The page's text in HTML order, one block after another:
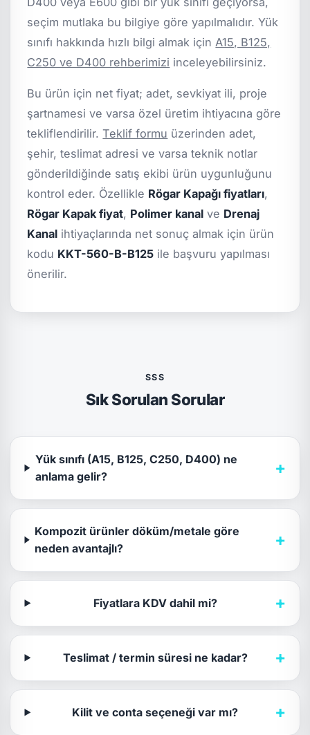
seçim mutlaka bu bilgiye göre yapılmalıdır. Yük
sınıfı hakkında hızlı bilgi almak için A15, B125,
C250 ve D400 rehberimizi inceleyebilirsiniz.
Bu ürün için net fiyat; adet, sevkiyat ili, proje
şartnamesi ve varsa özel üretim ihtiyacına göre
tekliflendirilir.Teklif formu üzerinden adet,
şehir, teslimat adresi ve varsa teknik notlar
gönderildiğinde satış ekibi ürün uygunluğunu
kontrol eder. Özellikle Rögar Kapağı fiyatları,
Rögar Kapak fiyat, Polimer kanal ve Drenaj
Kanal ihtiyaçlarında net sonuç almak için ürün
kodu KKT-560-B-B125 ile başvuru yapılması
önerilir.
SSS
Sık Sorulan Sorular
Yük sınıfı (A15, B125, C250, D400) ne
anlama gelir?
+
Kompozit ürünler döküm/metale göre
neden avantajlı?
+
Fiyatlara KDV dahil mi? +
Teslimat / termin süresi ne kadar? +
Kilit ve conta seçeneği var mı? +